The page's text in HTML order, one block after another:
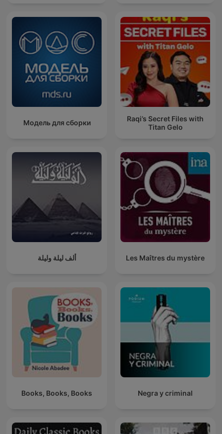
Raqi’s Secret Files with
Titan Gelo
Модель для сборки
Les Maîtres du mystère ألف ليلة وليلة
Negra y criminal
Books, Books, Books